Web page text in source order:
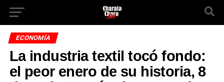
ECONOMÍA
La industria textil tocó fondo:
el peor enero de su historia, 8